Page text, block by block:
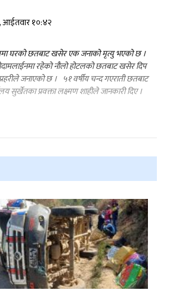
आईतवार १०:४२
घरको छतबाट खसेर एक जनाको मृत्यु भएको छ ।
रहेको नौलो होटलको छतबाट खसेर दिप
जनाएको छ । ५१ वर्षीय चन्द गएराती छतबाट
सुर्खेतका प्रवक्ता लक्ष्मण शाहीले जानकारी दिए ।